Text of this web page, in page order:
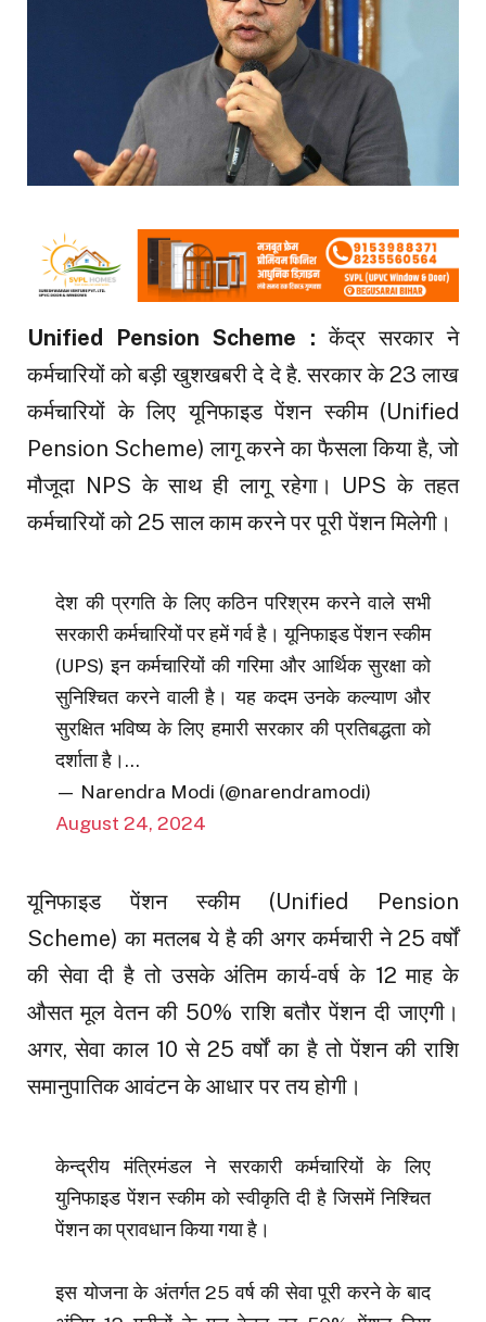
Unified Pension Scheme :केंद्र सरकार ने
कर्मचारियों को बड़ी खुशखबरी दे दे है. सरकार के 23 लाख
कर्मचारियों के लिए यूनिफाइड पेंशन स्कीम (Unified
Pension Scheme) लागू करने का फैसला किया है, जो
मौजूदा NPS के साथ ही लागू रहेगा। UPS के तहत
कर्मचारियों को 25 साल काम करने पर पूरी पेंशन मिलेगी।
देश की प्रगति के लिए कठिन परिश्रम करने वाले सभी
सरकारी कर्मचारियों पर हमें गर्व है। यूनिफाइड पेंशन स्कीम
(UPS) इन कर्मचारियों की गरिमा और आर्थिक सुरक्षा को
सुनिश्चित करने वाली है। यह कदम उनके कल्याण और
सुरक्षित भविष्य के लिए हमारी सरकार की प्रतिबद्धता को
दर्शाता है।…
— Narendra Modi (@narendramodi)
August 24, 2024
यूनिफाइड पेंशन स्कीम (Unified Pension
Scheme) का मतलब ये है की अगर कर्मचारी ने 25 वर्षों
की सेवा दी है तो उसके अंतिम कार्य-वर्ष के 12 माह के
औसत मूल वेतन की 50% राशि बतौर पेंशन दी जाएगी।
अगर, सेवा काल 10 से 25 वर्षों का है तो पेंशन की राशि
समानुपातिक आवंटन के आधार पर तय होगी।
केन्द्रीय मंत्रिमंडल ने सरकारी कर्मचारियों के लिए
युनिफाइड पेंशन स्कीम को स्वीकृति दी है जिसमें निश्चित
पेंशन का प्रावधान किया गया है।
इस योजना के अंतर्गत 25 वर्ष की सेवा पूरी करने के बाद